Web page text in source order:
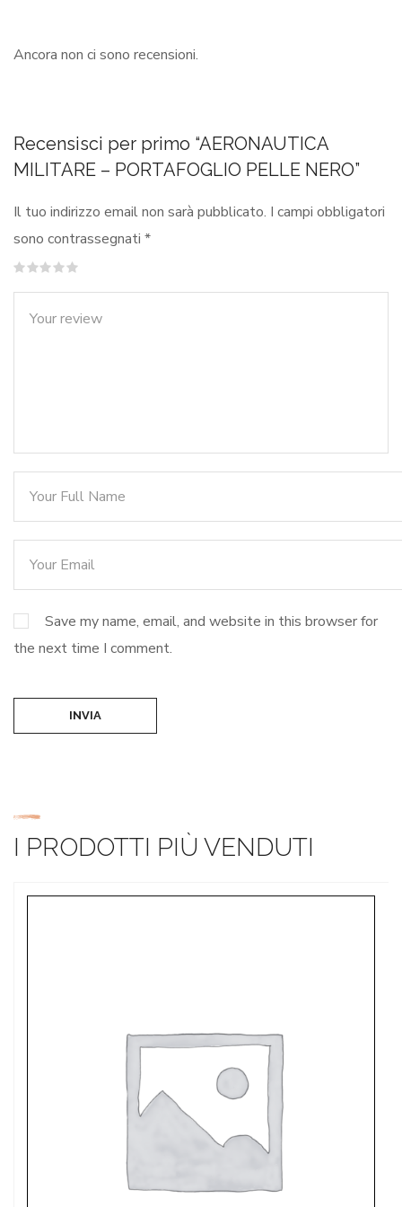
Ancora non ci sono recensioni.
Recensisci per primo “AERONAUTICA
MILITARE – PORTAFOGLIO PELLE NERO”
Il tuo indirizzo email non sarà pubblicato. I campi obbligatori
sono contrassegnati *
Save my name, email, and website in this browser for
the next time I comment.
INVIA
I PRODOTTI PIÙ VENDUTI